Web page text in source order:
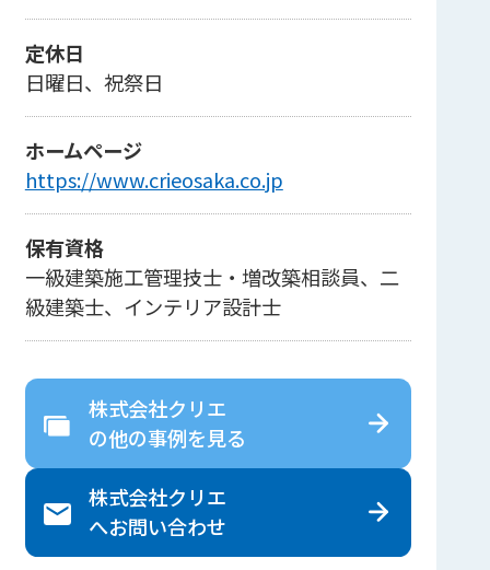
定休日
日曜日、祝祭日
ホームページ
https://www.crieosaka.co.jp
保有資格
一級建築施工管理技士・増改築相談員、二
級建築士、インテリア設計士
株式会社クリエ
の他の事例を見る
株式会社クリエ
へお問い合わせ